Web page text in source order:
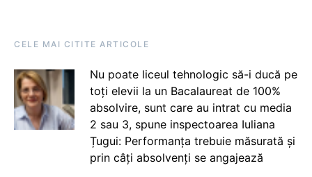
CELE MAI CITITE ARTICOLE
Nu poate liceul tehnologic să-i ducă pe
toți elevii la un Bacalaureat de 100%
absolvire, sunt care au intrat cu media
2 sau 3, spune inspectoarea Iuliana
Țugui: Performanța trebuie măsurată și
prin câți absolvenți se angajează